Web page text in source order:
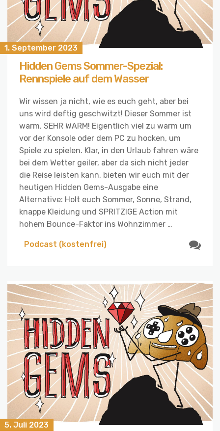
1. September 2023
Hidden Gems Sommer-Spezial:
Rennspiele auf dem Wasser
Wir wissen ja nicht, wie es euch geht, aber bei
uns wird deftig geschwitzt! Dieser Sommer ist
warm. SEHR WARM! Eigentlich viel zu warm um
vor der Konsole oder dem PC zu hocken, um
Spiele zu spielen. Klar, in den Urlaub fahren wäre
bei dem Wetter geiler, aber da sich nicht jeder
die Reise leisten kann, bieten wir euch mit der
heutigen Hidden Gems-Ausgabe eine
Alternative: Holt euch Sommer, Sonne, Strand,
knappe Kleidung und SPRITZIGE Action mit
hohem Bounce-Faktor ins Wohnzimmer …
Podcast (kostenfrei)
5. Juli 2023